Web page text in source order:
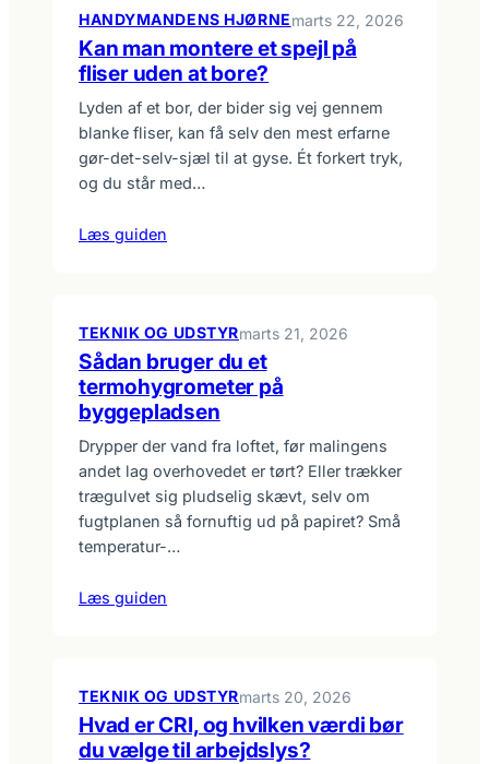
HANDYMANDENS HJØRNEmarts 22, 2026
Kan man montere et spejl på
fliser uden at bore?
Lyden af et bor, der bider sig vej gennem
blanke fliser, kan få selv den mest erfarne
gør-det-selv-sjæl til at gyse. Ét forkert tryk,
og du står med…
Læs guiden
TEKNIK OG UDSTYRmarts 21, 2026
Sådan bruger du et
termohygrometer på
byggepladsen
Drypper der vand fra loftet, før malingens
andet lag overhovedet er tørt? Eller trækker
trægulvet sig pludselig skævt, selv om
fugtplanen så fornuftig ud på papiret? Små
temperatur-…
Læs guiden
TEKNIK OG UDSTYRmarts 20, 2026
Hvad er CRI, og hvilken værdi bør
du vælge til arbejdslys?